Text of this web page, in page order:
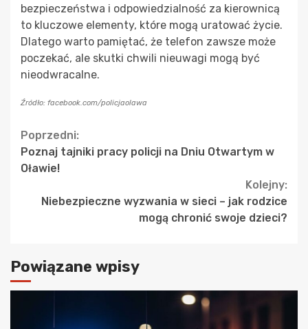
bezpieczeństwa i odpowiedzialność za kierownicą
to kluczowe elementy, które mogą uratować życie.
Dlatego warto pamiętać, że telefon zawsze może
poczekać, ale skutki chwili nieuwagi mogą być
nieodwracalne.
Źródło: facebook.com/policjaolawa
Continue
Reading
Poprzedni:
Poznaj tajniki pracy policji na Dniu Otwartym w
Oławie!
Kolejny:
Niebezpieczne wyzwania w sieci – jak rodzice
mogą chronić swoje dzieci?
Powiązane wpisy